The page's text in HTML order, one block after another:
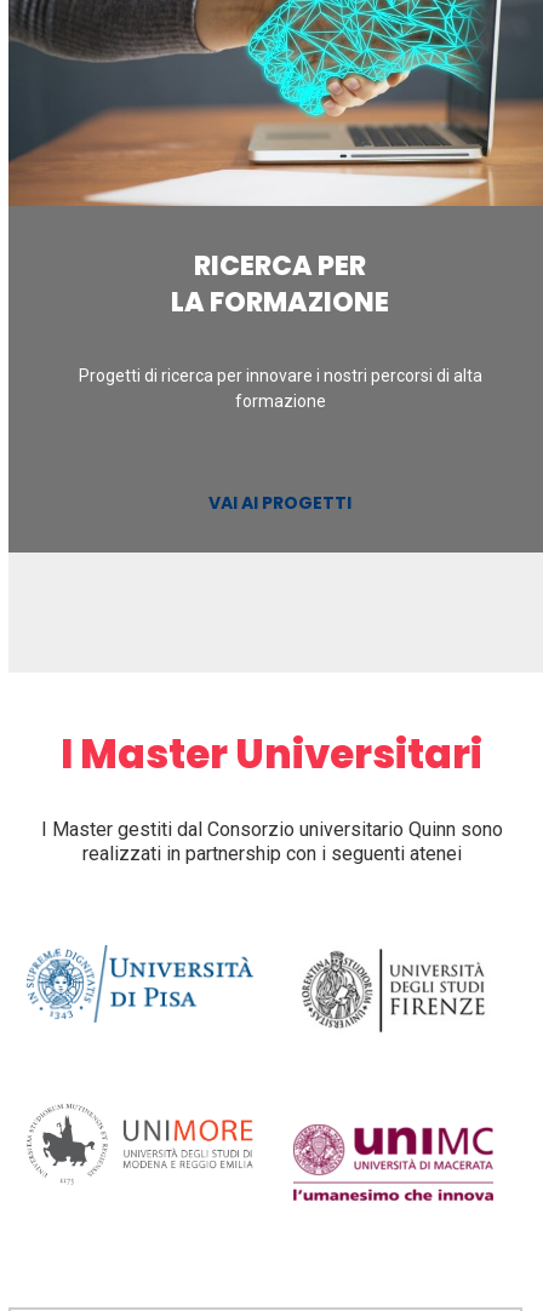
RICERCA PER
LA FORMAZIONE
Progetti di ricerca per innovare i nostri percorsi di alta
formazione
VAI AI PROGETTI
I Master Universitari
I Master gestiti dal Consorzio universitario Quinn sono
realizzati in partnership con i seguenti atenei